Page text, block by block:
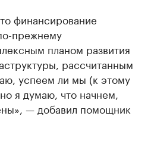
финансирование
прежнему
планом развития
рассчитанным
успеем ли мы (к этому
я думаю, что начнем,
— добавил помощник